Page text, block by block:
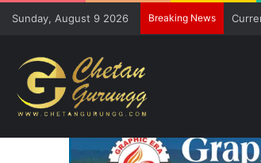
Sunday, August 9 2026 Breaking News